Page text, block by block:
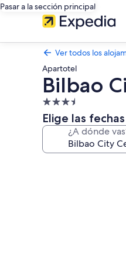
Pasar a la sección principal
Ver todos los
Apartotel
Bilbao
Alojamiento
de
3.5 estrellas
Elige las
¿A dónde